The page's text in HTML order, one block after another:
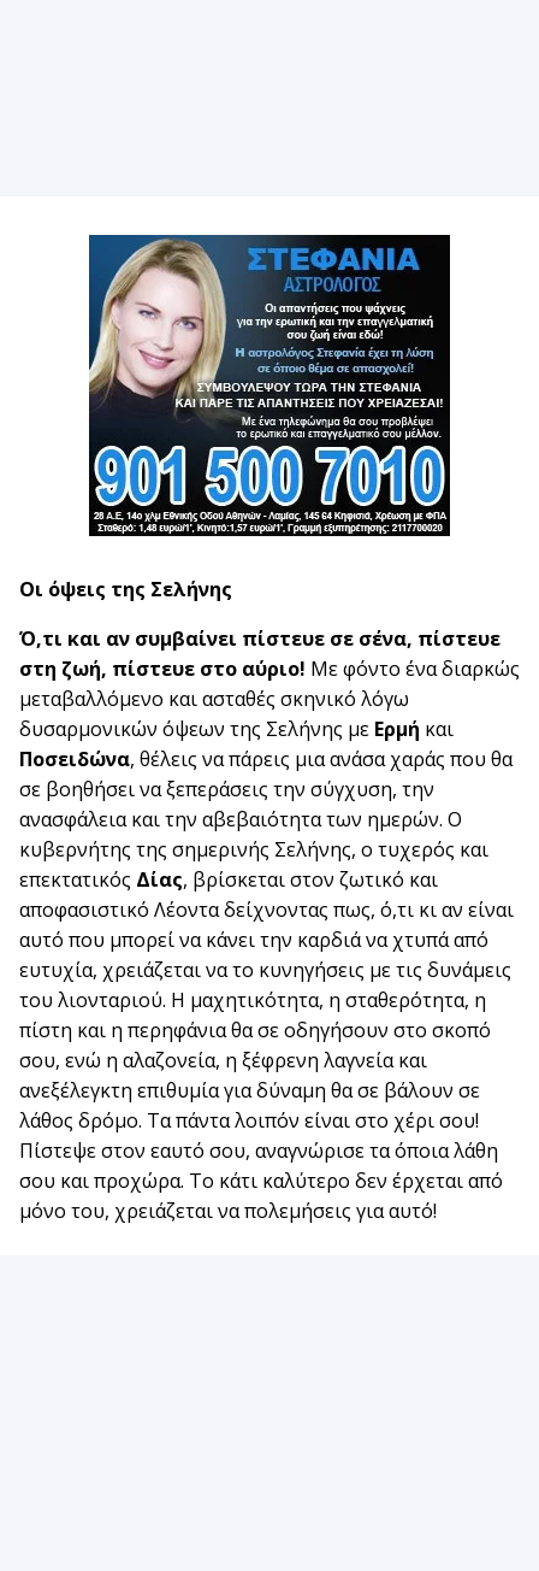
Οι όψεις της Σελήνης
Ό,τι και αν συμβαίνει πίστευε σε σένα, πίστευε
στη ζωή, πίστευε στο αύριο! Με φόντο ένα διαρκώς
μεταβαλλόμενο και ασταθές σκηνικό λόγω
δυσαρμονικών όψεων της Σελήνης με Ερμή και
Ποσειδώνα, θέλεις να πάρεις μια ανάσα χαράς που θα
σε βοηθήσει να ξεπεράσεις την σύγχυση, την
ανασφάλεια και την αβεβαιότητα των ημερών. Ο
κυβερνήτης της σημερινής Σελήνης, ο τυχερός και
επεκτατικός Δίας, βρίσκεται στον ζωτικό και
αποφασιστικό Λέοντα δείχνοντας πως, ό,τι κι αν είναι
αυτό που μπορεί να κάνει την καρδιά να χτυπά από
ευτυχία, χρειάζεται να το κυνηγήσεις με τις δυνάμεις
του λιονταριού. Η μαχητικότητα, η σταθερότητα, η
πίστη και η περηφάνια θα σε οδηγήσουν στο σκοπό
σου, ενώ η αλαζονεία, η ξέφρενη λαγνεία και
ανεξέλεγκτη επιθυμία για δύναμη θα σε βάλουν σε
λάθος δρόμο. Τα πάντα λοιπόν είναι στο χέρι σου!
Πίστεψε στον εαυτό σου, αναγνώρισε τα όποια λάθη
σου και προχώρα. Το κάτι καλύτερο δεν έρχεται από
μόνο του, χρειάζεται να πολεμήσεις για αυτό!